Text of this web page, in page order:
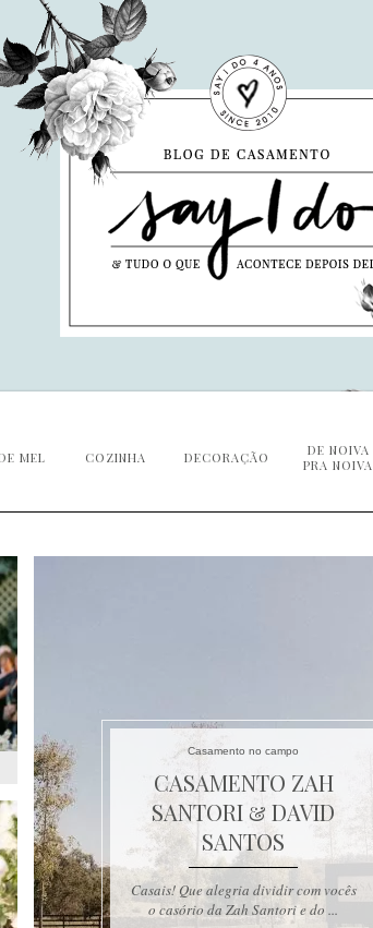
MEL COZINHA DECORAÇÃO
DE NOIVA
PRA NOIVA
Casamento no campo
CASAMENTO ZAH
SANTORI & DAVID
SANTOS
Casais! Que alegria dividir com vocês
o casório da Zah Santori e do ...